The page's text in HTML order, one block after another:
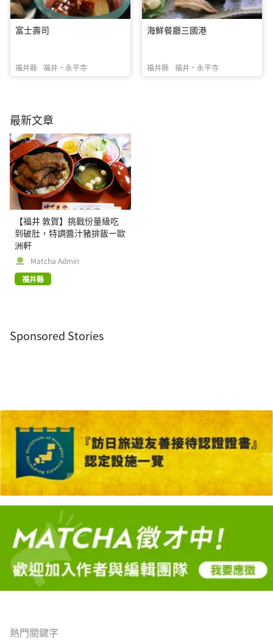
富士壽司
福井縣 福井・永平寺
海鮮餐廳三國港
福井縣 福井・永平寺
最新文章
【福井 敦賀】挑戰份量級吃
到破肚，特調醬汁豬排飯ー歐
洲軒
Matcha Admin
福井縣
Sponsored Stories
熱門關鍵字